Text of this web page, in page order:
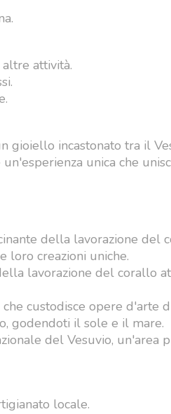
attività.
gioiello incastonato tra il
unica che
della lavorazione del
loro creazioni uniche.
lavorazione del corallo
custodisce opere d'arte
godendoti il sole e il mare.
del Vesuvio, un'area
locale.